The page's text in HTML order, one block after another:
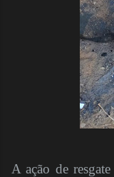
A ação de